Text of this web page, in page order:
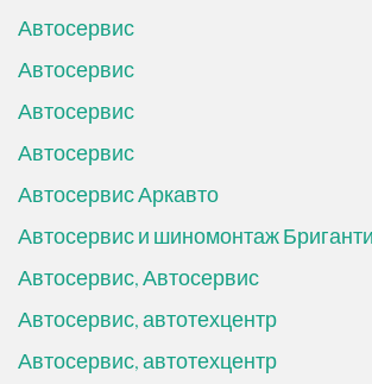
Автосервис
Автосервис
Автосервис
Автосервис
Автосервис Аркавто
Автосервис и шиномонтаж
Автосервис, Автосервис
Автосервис, автотехцентр
Автосервис, автотехцентр